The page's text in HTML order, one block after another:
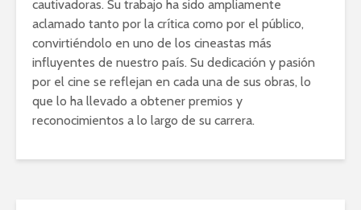
cautivadoras. Su trabajo ha sido ampliamente
aclamado tanto por la crítica como por el público,
convirtiéndolo en uno de los cineastas más
influyentes de nuestro país. Su dedicación y pasión
por el cine se reflejan en cada una de sus obras, lo
que lo ha llevado a obtener premios y
reconocimientos a lo largo de su carrera.